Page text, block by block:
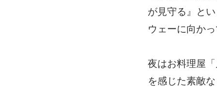
が見守る』と
ウェーに向か
夜はお料理屋
を感じた素敵